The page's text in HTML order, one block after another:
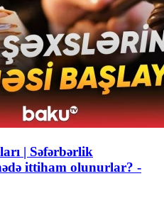
| Səfərbərlik
ittiham olunurlar? -